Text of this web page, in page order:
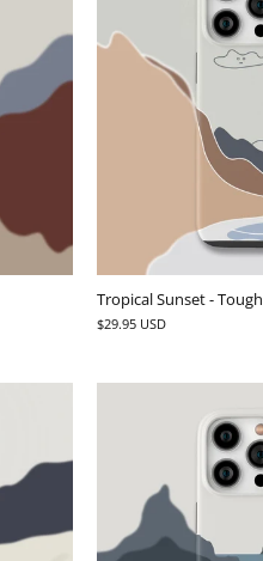
Tropical Sunset - Tough
$29.95 USD